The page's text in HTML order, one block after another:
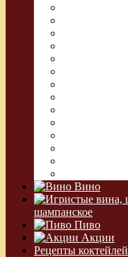
Вино
шампанское
Пиво
Акции
Рецепты коктейлей